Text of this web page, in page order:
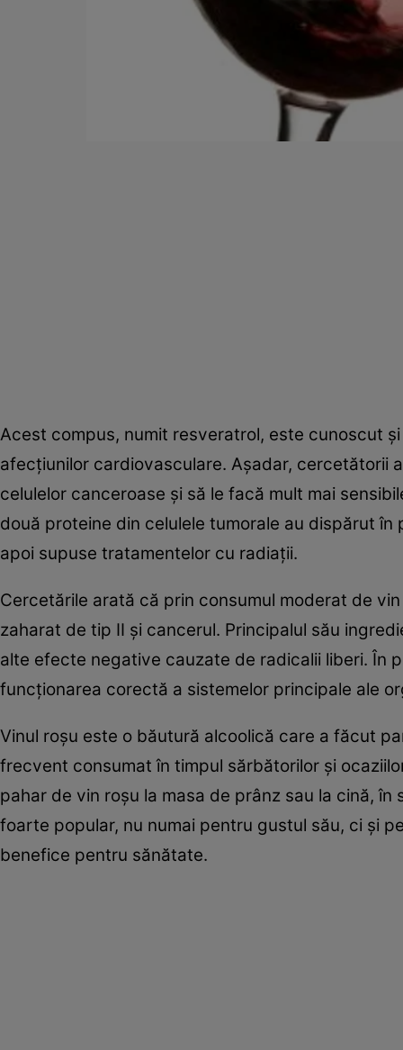
Acest compus, numit resveratrol, este cunoscut
afecţiunilor cardiovasculare. Aşadar, cercetătorii
celulelor canceroase şi să le facă mult mai
două proteine din celulele tumorale au dispărut
apoi supuse tratamentelor cu radiaţii.
Cercetările arată că prin consumul moderat de
zaharat de tip II şi cancerul. Principalul său
alte efecte negative cauzate de radicalii liberi. În
funcţionarea corectă a sistemelor principale ale
Vinul roşu este o băutură alcoolică care a făcut
frecvent consumat în timpul sărbătorilor şi
pahar de vin roşu la masa de prânz sau la cină,
foarte popular, nu numai pentru gustul său, ci şi
benefice pentru sănătate.